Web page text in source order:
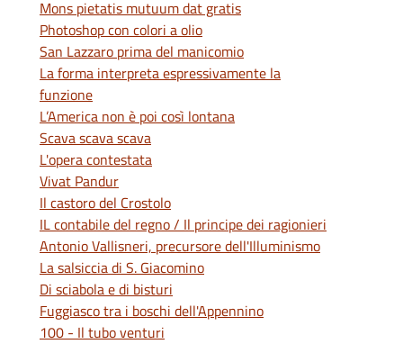
Mons pietatis mutuum dat gratis
Photoshop con colori a olio
San Lazzaro prima del manicomio
La forma interpreta espressivamente la
funzione
L’America non è poi così lontana
Scava scava scava
L'opera contestata
Vivat Pandur
Il castoro del Crostolo
IL contabile del regno / Il principe dei ragionieri
Antonio Vallisneri, precursore dell'Illuminismo
La salsiccia di S. Giacomino
Di sciabola e di bisturi
Fuggiasco tra i boschi dell'Appennino
100 - Il tubo venturi